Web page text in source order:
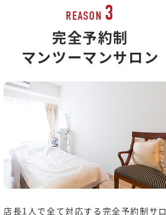
REASON 3
完全予約制
マンツーマンサロン
店長1人で全て対応する完全予約制サロ